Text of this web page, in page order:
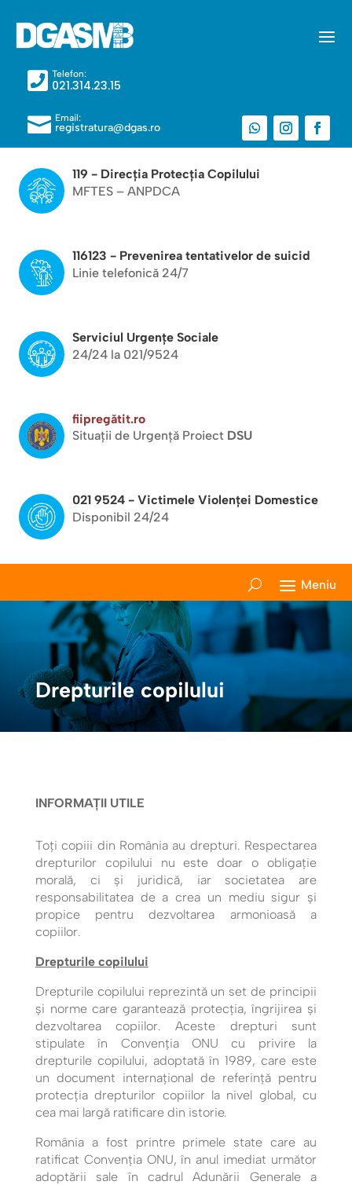
 Telefon:
021.314.23.15
 Email:
registratura@dgas.ro
119 - Direcția Protecția Copilului
MFTES – ANPDCA
116123 - Prevenirea tentativelor de suicid
Linie telefonică 24/7
Serviciul Urgențe Sociale
24/24 la 021/9524
fiipregătit.ro
Situații de Urgență Proiect DSU
021 9524 - Victimele Violenței Domestice
Disponibil 24/24
Drepturile copilului
INFORMAȚII UTILE
Toți copiii din România au drepturi. Respectarea
drepturilor copilului nu este doar o obligație
morală, ci și juridică, iar societatea are
responsabilitatea de a crea un mediu sigur și
propice pentru dezvoltarea armonioasă a
copiilor.
Drepturile copilului
Drepturile copilului reprezintă un set de principii
și norme care garantează protecția, îngrijirea și
dezvoltarea copiilor. Aceste drepturi sunt
stipulate în Convenția ONU cu privire la
drepturile copilului, adoptată în 1989, care este
un document internațional de referință pentru
protecția drepturilor copiilor la nivel global, cu
cea mai largă ratificare din istorie.
România a fost printre primele state care au
ratificat Convenţia ONU, în anul imediat următor
adoptării sale în cadrul Adunării Generale a